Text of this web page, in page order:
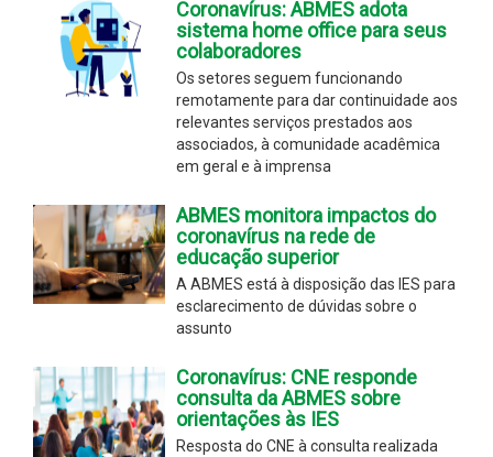
Coronavírus: ABMES adota
sistema home office para seus
colaboradores
Os setores seguem funcionando
remotamente para dar continuidade aos
relevantes serviços prestados aos
associados, à comunidade acadêmica
em geral e à imprensa
ABMES monitora impactos do
coronavírus na rede de
educação superior
A ABMES está à disposição das IES para
esclarecimento de dúvidas sobre o
assunto
Coronavírus: CNE responde
consulta da ABMES sobre
orientações às IES
Resposta do CNE à consulta realizada